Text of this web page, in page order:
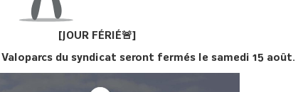
[JOUR FÉRIÉ🚨]
du syndicat seront fermés le samedi 15 août.
- JUIN